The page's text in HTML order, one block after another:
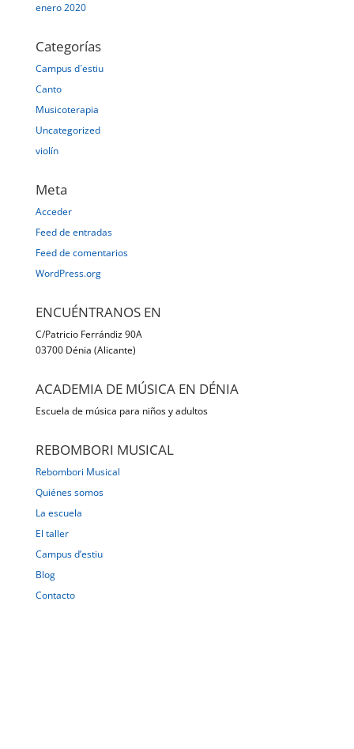
enero 2020
Categorías
Campus d´estiu
Canto
Musicoterapia
Uncategorized
violín
Meta
Acceder
Feed de entradas
Feed de comentarios
WordPress.org
ENCUÉNTRANOS EN
C/Patricio Ferrándiz 90A
03700 Dénia (Alicante)
ACADEMIA DE MÚSICA EN DÉNIA
Escuela de música para niños y adultos
REBOMBORI MUSICAL
Rebombori Musical
Quiénes somos
La escuela
El taller
Campus d’estiu
Blog
Contacto